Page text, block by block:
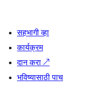
सहभागी व्हा
कार्यक्रम
दान करा ↗
भविष्यासाठी पाच